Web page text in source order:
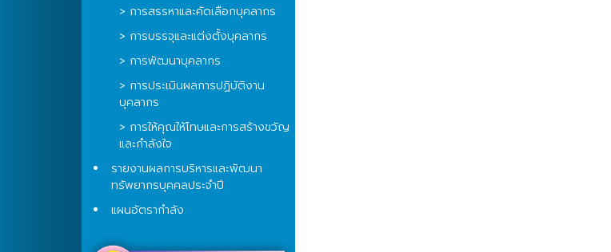
> การสรรหาและคัดเลือกบุคลากร
> การบรรจุและแต่งตั้งบุคลากร
> การพัฒนาบุคลากร
> การประเมินผลการปฏิบัติงาน
บุคลากร
> การให้คุณให้โทษและการสร้างขวัญ
และกำลังใจ
รายงานผลการบริหารและพัฒนา
ทรัพยากรบุคคลประจำปี
แผนอัตรากำลัง